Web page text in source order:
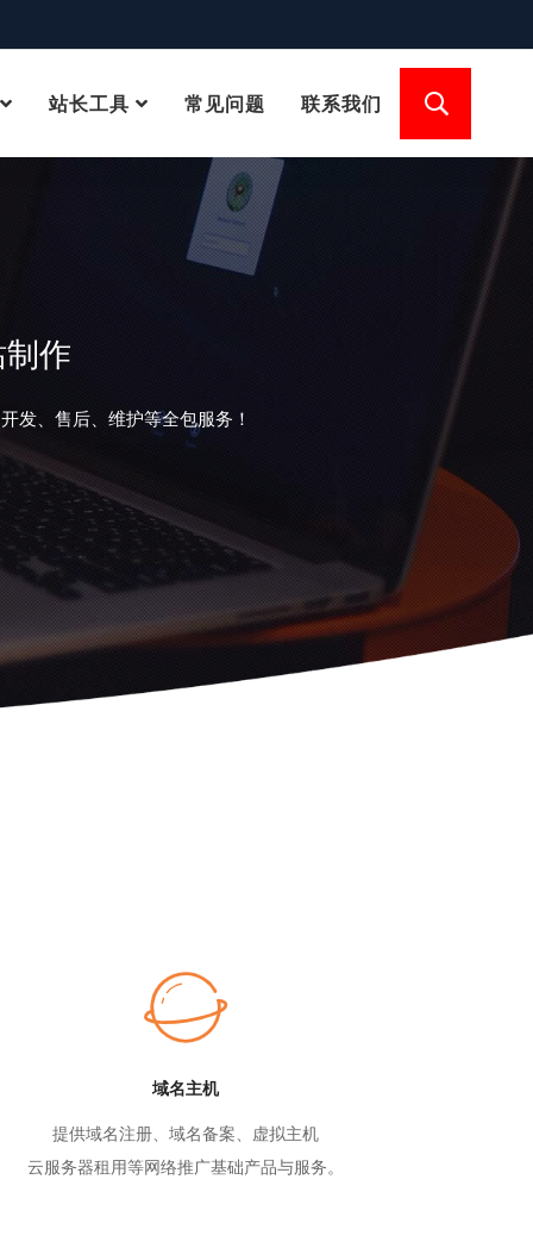
站长工具 常见问题 联系我们
作
发、售后、维护等全包服务！
域名主机
提供域名注册、域名备案、虚拟主机
云服务器租用等网络推广基础产品与服务。